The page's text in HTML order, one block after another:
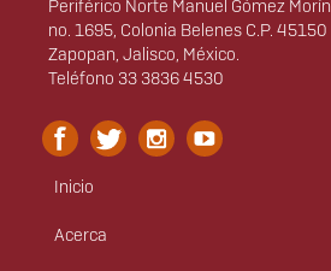
Periférico Norte Manuel Gómez Morín
no. 1695, Colonia Belenes C.P. 45150
Zapopan, Jalisco, México.
Teléfono 33 3836 4530
Menú
principal
Inicio
Acerca